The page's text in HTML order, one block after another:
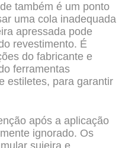
também é um ponto
uma cola inadequada
apressada pode
revestimento. É
do fabricante e
ferramentas
estiletes, para garantir
após a aplicação
ignorado. Os
sujeira e